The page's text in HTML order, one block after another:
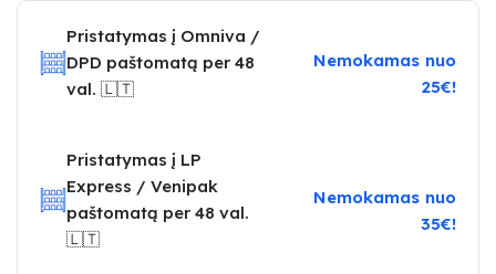
Pristatymas į Omniva /
DPD paštomatą per 48
val. 🇱🇹
Nemokamas nuo
25€!
Pristatymas į LP
Express / Venipak
paštomatą per 48 val.
🇱🇹
Nemokamas nuo
35€!